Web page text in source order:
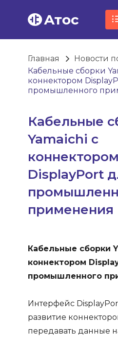
Атос
Главная
Новости
Кабельные сборки
коннектором
промышленного
Кабельные
Yamaichi с
коннектором
DisplayPort
применения
Кабельные сборки
коннектором
промышленного
Интерфейс
развитие
передавать данные